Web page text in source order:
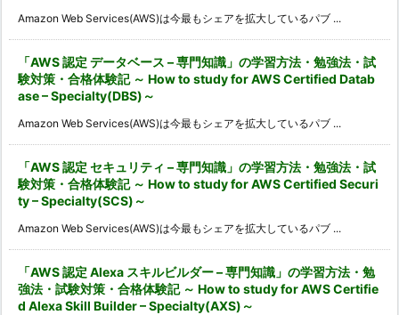
Amazon Web Services(AWS)は今最もシェアを拡大しているパブ ...
「AWS 認定 データベース – 専門知識」の学習方法・勉強法・試
験対策・合格体験記 ～ How to study for AWS Certified Datab
ase – Specialty(DBS)～
Amazon Web Services(AWS)は今最もシェアを拡大しているパブ ...
「AWS 認定 セキュリティ – 専門知識」の学習方法・勉強法・試
験対策・合格体験記 ～ How to study for AWS Certified Securi
ty – Specialty(SCS)～
Amazon Web Services(AWS)は今最もシェアを拡大しているパブ ...
「AWS 認定 Alexa スキルビルダー – 専門知識」の学習方法・勉
強法・試験対策・合格体験記 ～ How to study for AWS Certifie
d Alexa Skill Builder – Specialty(AXS)～